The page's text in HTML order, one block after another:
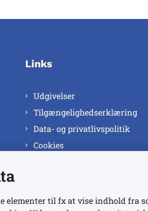
Links
Udgivelser
Tilgængelighedserklæring
Data- og privatlivspolitik
Cookies
elementer til fx at vise indhold fra